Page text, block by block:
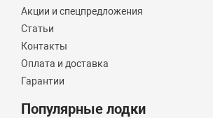
Акции и спецпредложения
Статьи
Контакты
Оплата и доставка
Гарантии
Популярные лодки